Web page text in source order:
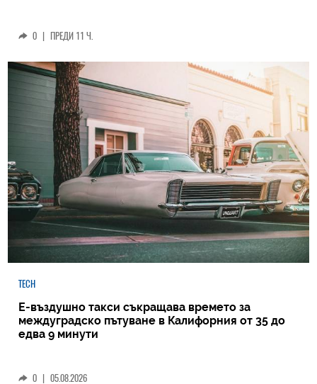
0 ПРЕДИ 11 Ч.
TECH
Е-въздушно такси съкращава времето за
междуградско пътуване в Калифорния от 35 до
едва 9 минути
0 | 05.08.2026